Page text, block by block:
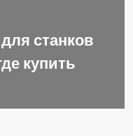
станков
купить